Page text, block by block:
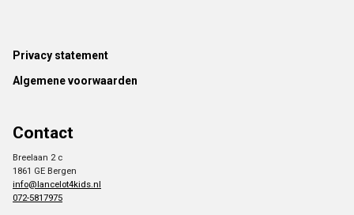
Footer
Privacy statement
Algemene voorwaarden
Contact
Breelaan 2 c
1861 GE Bergen
info@lancelot4kids.nl
072-5817975